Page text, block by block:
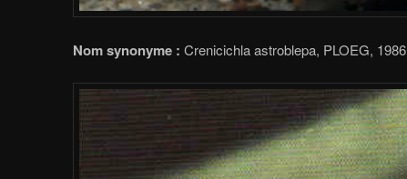
Nom synonyme : Crenicichla astroblepa, PLOEG, 1986